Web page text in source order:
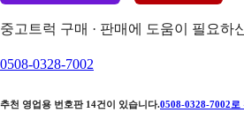
중고트럭 구매 · 판매에 도움이 필요하
0508-0328-7002
추천 영업용 번호판 14건이 있습니다.0508-0328-7002 로